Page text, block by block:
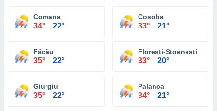
Comana
34° 22°
Cosoba
33° 21°
Făcău
35° 22°
Floresti-Stoenesti
33° 20°
Giurgiu
35° 22°
Palanca
34° 21°